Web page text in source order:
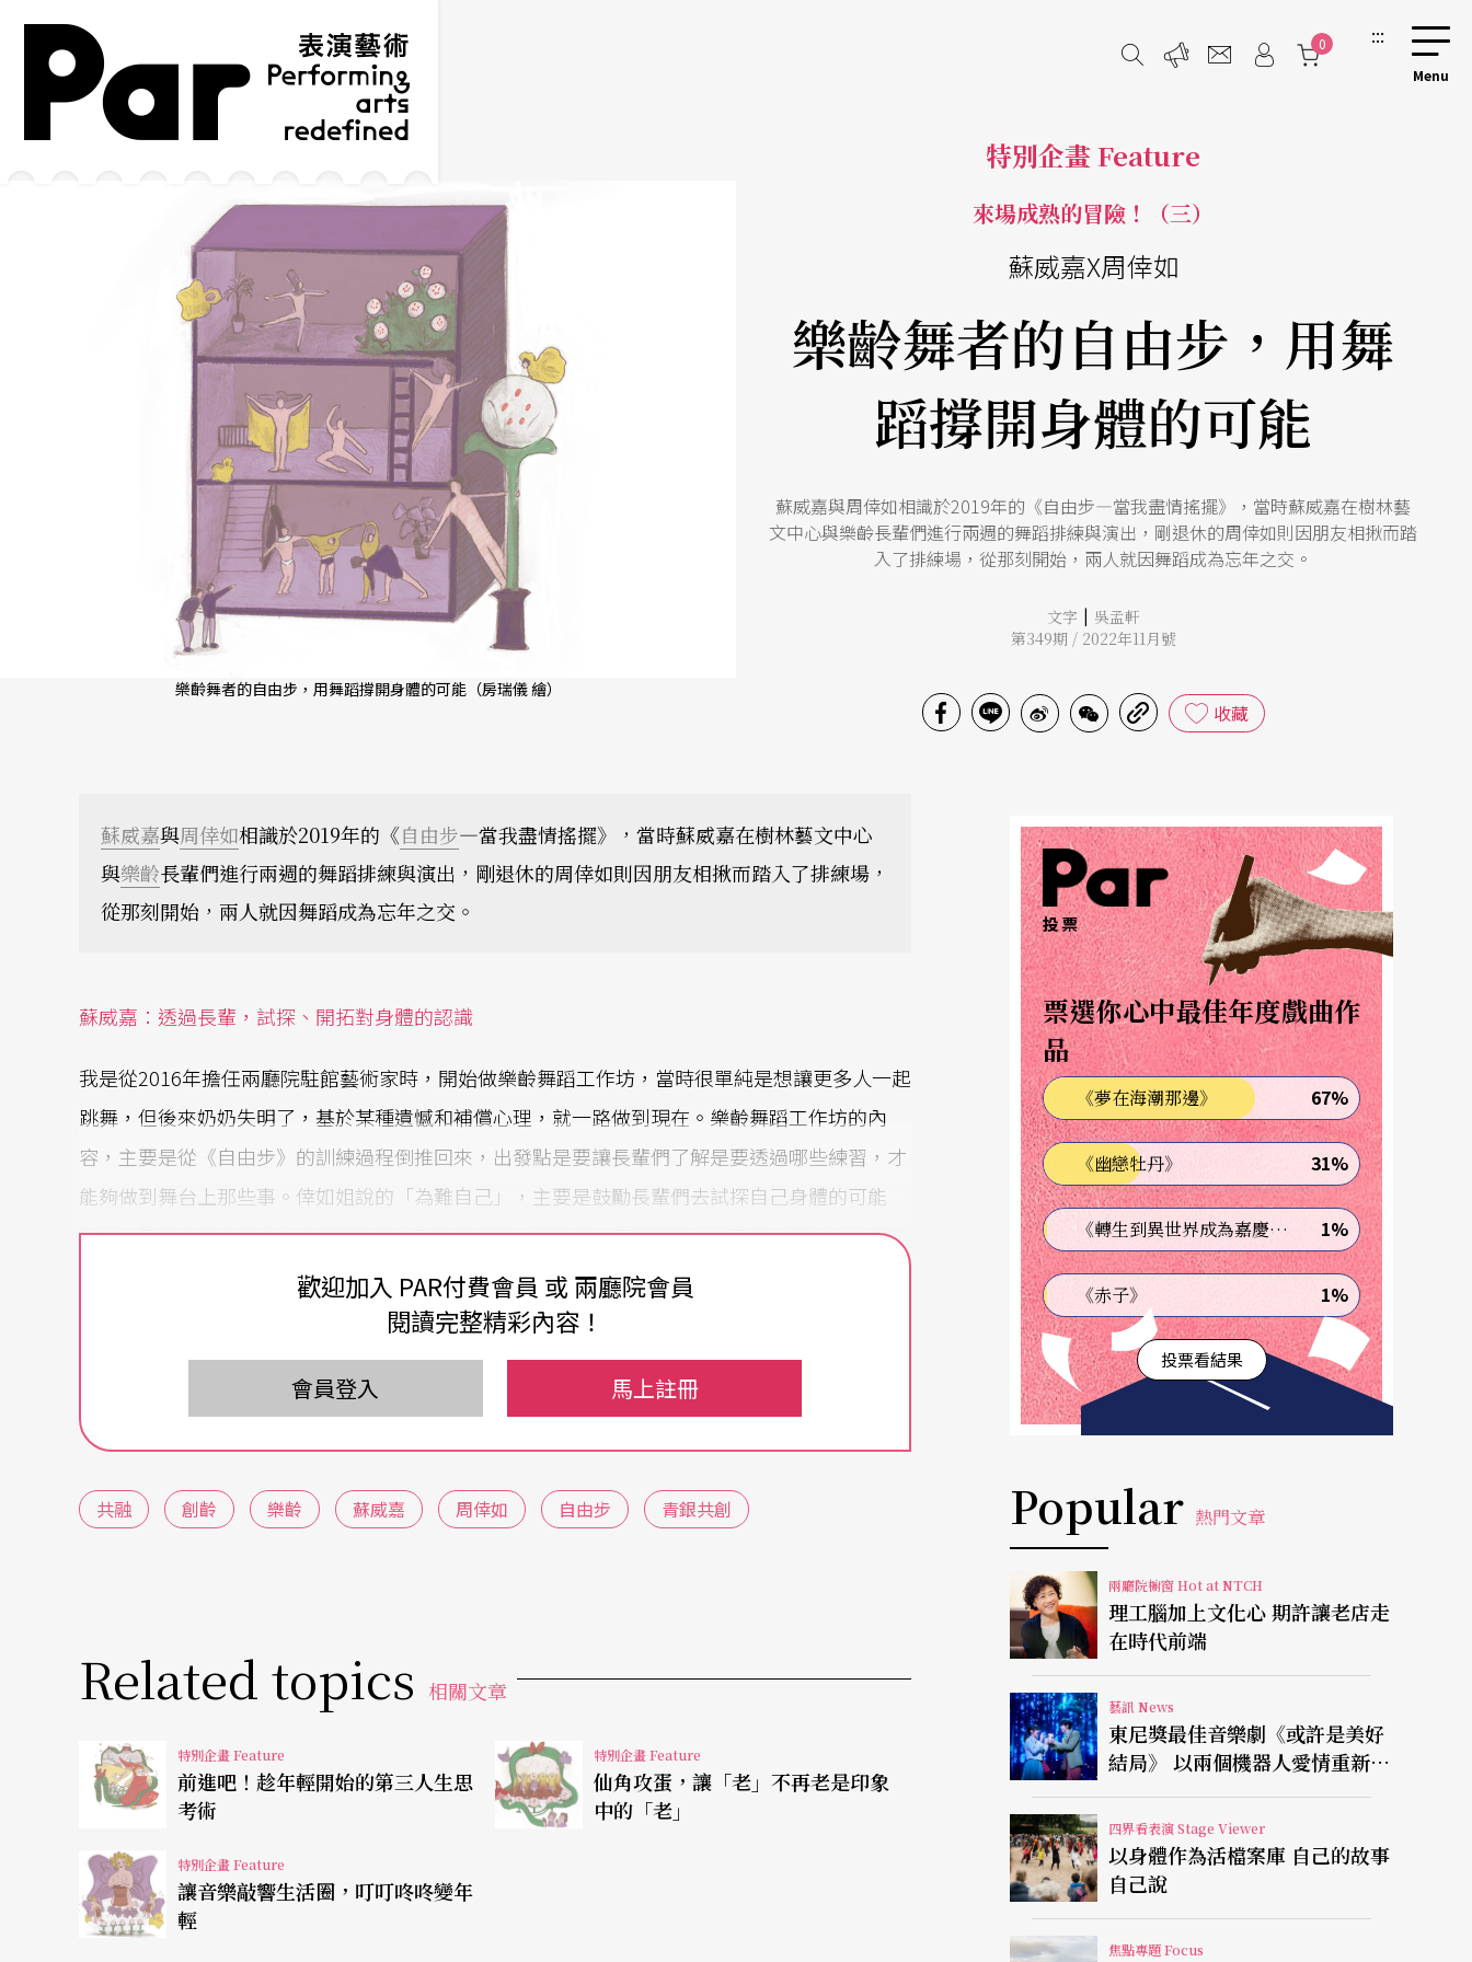
跳到主要內容區塊
網站導覽
0 :::
樂齡舞者的自由步，用舞蹈撐開身體的可能（房瑞儀 繪）
特別企畫 Feature
來場成熟的冒險！（三）
蘇威嘉X周倖如
樂齡舞者的自由步，用舞
蹈撐開身體的可能
蘇威嘉與周倖如相識於2019年的《自由步—當我盡情搖擺》，當時蘇威嘉在樹林藝
文中心與樂齡長輩們進行兩週的舞蹈排練與演出，剛退休的周倖如則因朋友相揪而踏
入了排練場，從那刻開始，兩人就因舞蹈成為忘年之交。
文字 | 吳孟軒
第349期 / 2022年11月號
收藏
蘇威嘉與周倖如相識於2019年的《自由步—當我盡情搖擺》，當時蘇威嘉在樹林藝文中心
與樂齡長輩們進行兩週的舞蹈排練與演出，剛退休的周倖如則因朋友相揪而踏入了排練場，
從那刻開始，兩人就因舞蹈成為忘年之交。
蘇威嘉：透過長輩，試探、開拓對身體的認識
我是從2016年擔任兩廳院駐館藝術家時，開始做樂齡舞蹈工作坊，當時很單純是想讓更多人一起
跳舞，但後來奶奶失明了，基於某種遺憾和補償心理，就一路做到現在。樂齡舞蹈工作坊的內
容，主要是從《自由步》的訓練過程倒推回來，出發點是要讓長輩們了解是要透過哪些練習，才
能夠做到舞台上那些事。倖如姐說的「為難自己」，主要是鼓勵長輩們去試探自己身體的可能
性，尤其我們很常因為怕長輩們受傷，就不斷提醒他們不要做這個那個，一直要他們小心，但如
果沒有給他們更多機會去撐開身體的承受值，你不會知道原來他們其實可以做到快速落地。我一
開始還會在排練場準備椅子，怕長輩們要坐著休息，但現在根本不用準備，他們可以跳整整兩小
時，也發現其實對待長輩的身體，跟平常對待舞者沒有太大差別。
我每次看著長輩們跳舞，都覺得很動人，每個舉手投足的不容易，都讓他們每個動作特別吸引
人，跟他們相處也很舒服、輕鬆，令我覺得很滿足。工作坊其實是我跟觀眾溝通的方式，也因此
跟這群長輩有很好的關係，無論是對舞團、對表演藝術，或是對我個人來說，都是很好的支持與
刺激，而且他們看表演看得比我還多，有什麼節目都是一開賣就買票的！他們讓我看到老年多麼
歡迎加入 PAR付費會員 或 兩廳院會員
閱讀完整精彩內容！
會員登入 馬上註冊
共融 創齡 樂齡 蘇威嘉 周倖如 自由步 青銀共創
Related topics 相關文章
特別企畫 Feature
前進吧！趁年輕開始的第三人生思
考術
特別企畫 Feature
仙角攻蛋，讓「老」不再老是印象
中的「老」
特別企畫 Feature
讓音樂敲響生活圈，叮叮咚咚變年
輕
投票
票選你心中最佳年度戲曲作
品
《夢在海潮那邊》 67%
《幽戀牡丹》 31%
《轉生到異世界成為嘉慶君—發現我的祖先是詐騙集團!?》 1%
《赤子》 1%
投票看結果
Popular 熱門文章
兩廳院櫥窗 Hot at NTCH
理工腦加上文化心 期許讓老店走
在時代前端
藝訊 News
東尼獎最佳音樂劇《或許是美好
結局》 以兩個機器人愛情重新凝
視有限人生
四界看表演 Stage Viewer
以身體作為活檔案庫 自己的故事
自己說
焦點專題 Focus